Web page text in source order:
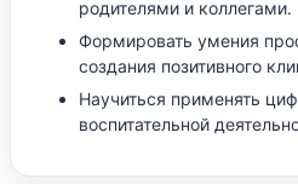
родителями и коллегами.
Формировать умения
создания позитивного
Научиться применять
воспитательной